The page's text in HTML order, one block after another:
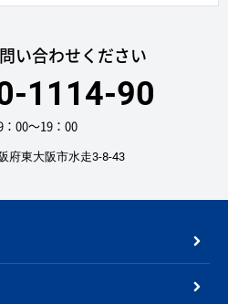
い合わせください
1114-90
：00〜19：00
府東大阪市水走3-8-43